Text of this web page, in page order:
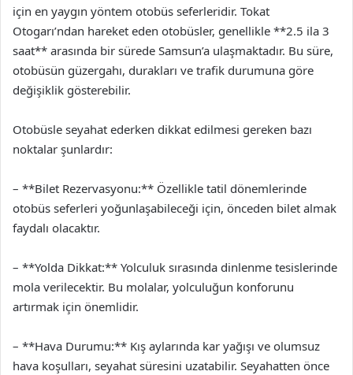
için en yaygın yöntem otobüs seferleridir. Tokat
Otogarı’ndan hareket eden otobüsler, genellikle **2.5 ila 3
saat** arasında bir sürede Samsun’a ulaşmaktadır. Bu süre,
otobüsün güzergahı, durakları ve trafik durumuna göre
değişiklik gösterebilir.
Otobüsle seyahat ederken dikkat edilmesi gereken bazı
noktalar şunlardır:
– **Bilet Rezervasyonu:** Özellikle tatil dönemlerinde
otobüs seferleri yoğunlaşabileceği için, önceden bilet almak
faydalı olacaktır.
– **Yolda Dikkat:** Yolculuk sırasında dinlenme tesislerinde
mola verilecektir. Bu molalar, yolculuğun konforunu
artırmak için önemlidir.
– **Hava Durumu:** Kış aylarında kar yağışı ve olumsuz
hava koşulları, seyahat süresini uzatabilir. Seyahatten önce